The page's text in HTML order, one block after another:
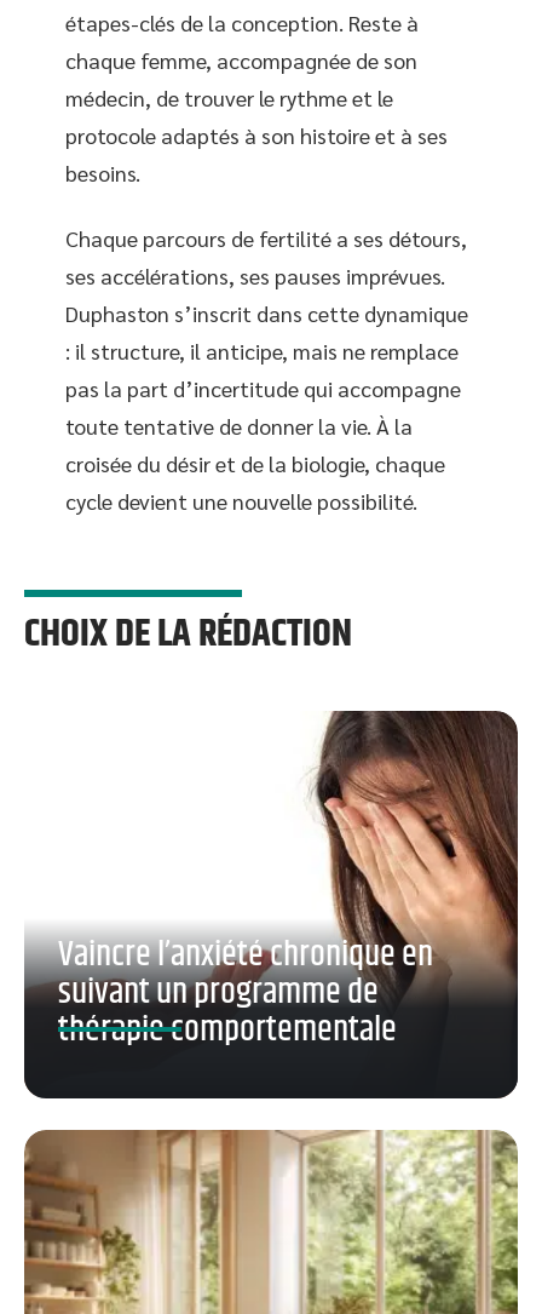
étapes-clés de la conception. Reste à
chaque femme, accompagnée de son
médecin, de trouver le rythme et le
protocole adaptés à son histoire et à ses
besoins.
Chaque parcours de fertilité a ses détours,
ses accélérations, ses pauses imprévues.
Duphaston s’inscrit dans cette dynamique
: il structure, il anticipe, mais ne remplace
pas la part d’incertitude qui accompagne
toute tentative de donner la vie. À la
croisée du désir et de la biologie, chaque
cycle devient une nouvelle possibilité.
CHOIX DE LA RÉDACTION
Vaincre l’anxiété chronique en
suivant un programme de
thérapie comportementale